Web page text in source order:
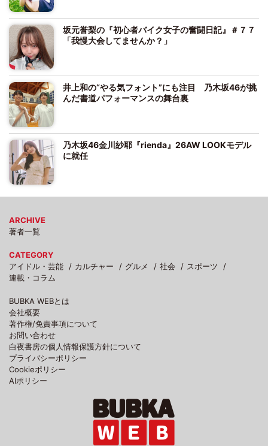
坂元誉梨の『初心者バイク女子の奮闘日記』＃７７
「我慢大会してませんか？」
井上和の“やる気フォント”にも注目 乃木坂46が挑
んだ書道パフォーマンスの舞台裏
乃木坂46金川紗耶『rienda』26AW LOOKモデル
に就任
ARCHIVE
著者一覧
CATEGORY
アイドル・芸能
カルチャー グルメ 社会
スポーツ
連載・コラム
BUBKA WEBとは
会社概要
著作権/免責事項について
お問い合わせ
白夜書房の個人情報保護方針について
プライバシーポリシー
Cookieポリシー
AIポリシー